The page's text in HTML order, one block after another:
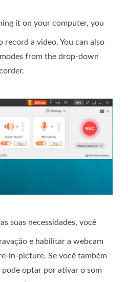
it on your computer, you
record a video. You can also
from the drop-down
suas necessidades, você
e habilitar a webcam
in-picture. Se você também
optar por ativar o som